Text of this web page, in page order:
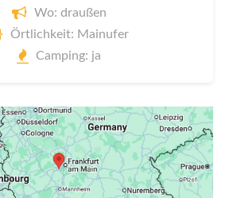
Wo: draußen
Örtlichkeit: Mainufer
Camping: ja